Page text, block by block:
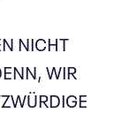
NICHT
WIR